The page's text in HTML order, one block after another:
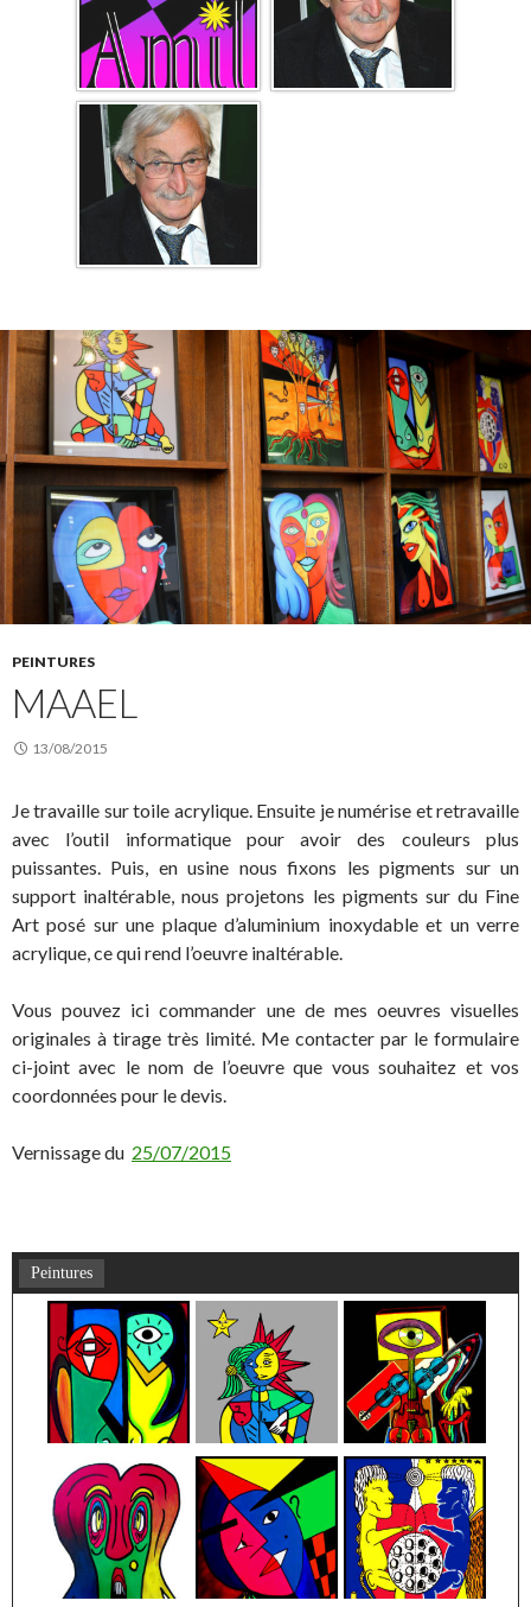
PEINTURES
MAAEL
13/08/2015
Je travaille sur toile acrylique. Ensuite je numérise et retravaille
avec l’outil informatique pour avoir des couleurs plus
puissantes. Puis, en usine nous fixons les pigments sur un
support inaltérable, nous projetons les pigments sur du Fine
Art posé sur une plaque d’aluminium inoxydable et un verre
acrylique, ce qui rend l’oeuvre inaltérable.
Vous pouvez ici commander une de mes oeuvres visuelles
originales à tirage très limité. Me contacter par le formulaire
ci-joint avec le nom de l’oeuvre que vous souhaitez et vos
coordonnées pour le devis.
Vernissage du 25/07/2015
Peintures